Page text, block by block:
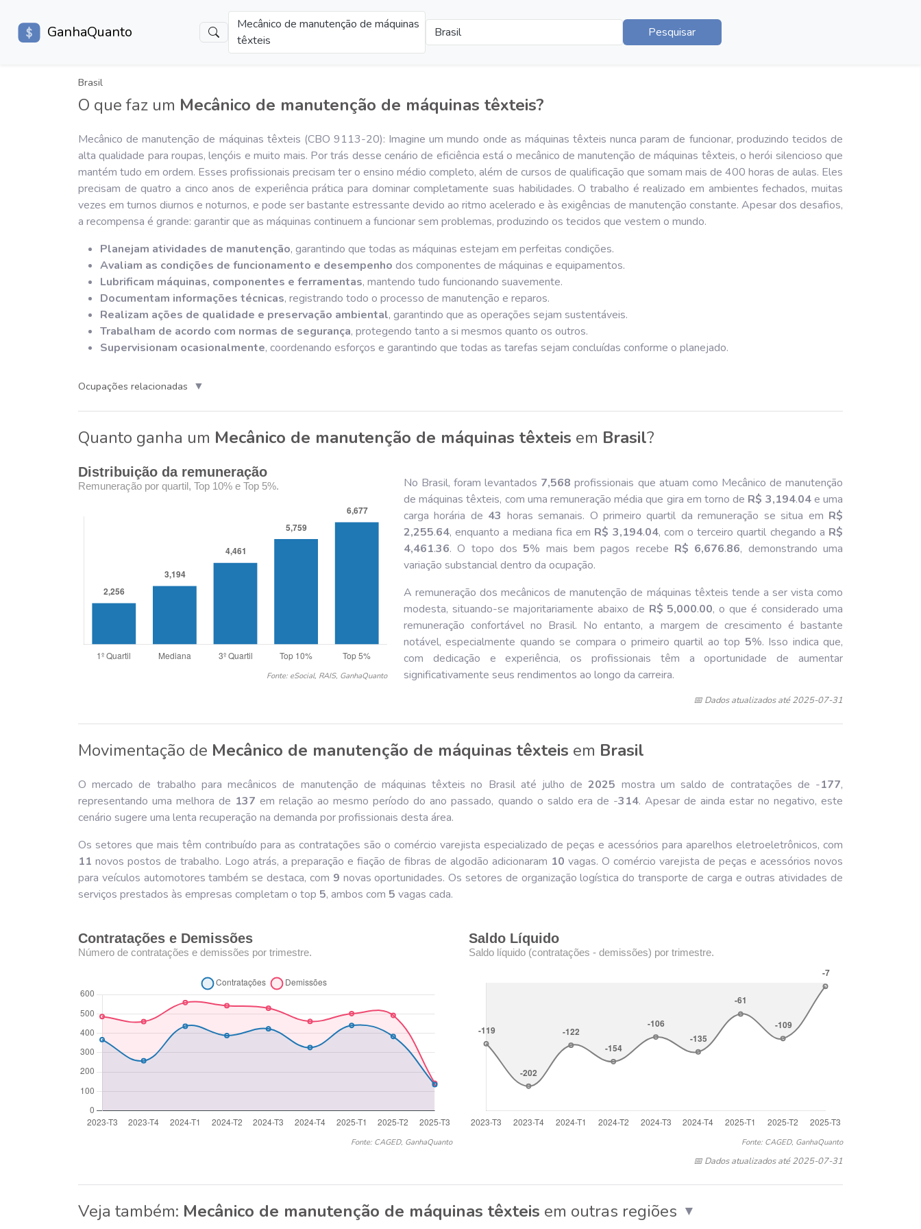
GanhaQuanto
Mecânico de manutenção de máquinas
têxteis
Brasil Pesquisar
Brasil
O que faz um Mecânico de manutenção de máquinas têxteis?
Mecânico de manutenção de máquinas têxteis (CBO 9113-20): Imagine um mundo onde as máquinas têxteis nunca param de funcionar, produzindo tecidos de
alta qualidade para roupas, lençóis e muito mais. Por trás desse cenário de eficiência está o mecânico de manutenção de máquinas têxteis, o herói silencioso que
mantém tudo em ordem. Esses profissionais precisam ter o ensino médio completo, além de cursos de qualificação que somam mais de 400 horas de aulas. Eles
precisam de quatro a cinco anos de experiência prática para dominar completamente suas habilidades. O trabalho é realizado em ambientes fechados, muitas
vezes em turnos diurnos e noturnos, e pode ser bastante estressante devido ao ritmo acelerado e às exigências de manutenção constante. Apesar dos desafios,
a recompensa é grande: garantir que as máquinas continuem a funcionar sem problemas, produzindo os tecidos que vestem o mundo.
Planejam atividades de manutenção, garantindo que todas as máquinas estejam em perfeitas condições.
Avaliam as condições de funcionamento e desempenho dos componentes de máquinas e equipamentos.
Lubrificam máquinas, componentes e ferramentas, mantendo tudo funcionando suavemente.
Documentam informações técnicas, registrando todo o processo de manutenção e reparos.
Realizam ações de qualidade e preservação ambiental, garantindo que as operações sejam sustentáveis.
Trabalham de acordo com normas de segurança, protegendo tanto a si mesmos quanto os outros.
Supervisionam ocasionalmente, coordenando esforços e garantindo que todas as tarefas sejam concluídas conforme o planejado.
Ocupações relacionadas ▼
Quanto ganha um Mecânico de manutenção de máquinas têxteis em Brasil?
Distribuição da remuneração
Remuneração por quartil, Top 10% e Top 5%.
Fonte: eSocial, RAIS, GanhaQuanto
No Brasil, foram levantados 7,568 profissionais que atuam como Mecânico de manutenção
de máquinas têxteis, com uma remuneração média que gira em torno de R$ 3,194.04e uma
carga horária de 43 horas semanais. O primeiro quartil da remuneração se situa em R$
2,255.64, enquanto a mediana fica em R$ 3,194.04, com o terceiro quartil chegando a R$
4,461.36. O topo dos 5% mais bem pagos recebe R$ 6,676.86, demonstrando uma
variação substancial dentro da ocupação.
A remuneração dos mecânicos de manutenção de máquinas têxteis tende a ser vista como
modesta, situando-se majoritariamente abaixo de R$ 5,000.00, o que é considerado uma
remuneração confortável no Brasil. No entanto, a margem de crescimento é bastante
notável, especialmente quando se compara o primeiro quartil ao top 5%. Isso indica que,
com dedicação e experiência, os profissionais têm a oportunidade de aumentar
significativamente seus rendimentos ao longo da carreira.
📅 Dados atualizados até 2025-07-31
Movimentação de Mecânico de manutenção de máquinas têxteis em Brasil
O mercado de trabalho para mecânicos de manutenção de máquinas têxteis no Brasil até julho de2025 mostra um saldo de contratações de -177,
representando uma melhora de 137 em relação ao mesmo período do ano passado, quando o saldo era de -314. Apesar de ainda estar no negativo, este
cenário sugere uma lenta recuperação na demanda por profissionais desta área.
Os setores que mais têm contribuído para as contratações são o comércio varejista especializado de peças e acessórios para aparelhos eletroeletrônicos, com
11 novos postos de trabalho. Logo atrás, a preparação e fiação de fibras de algodão adicionaram 10 vagas. O comércio varejista de peças e acessórios novos
para veículos automotores também se destaca, com 9 novas oportunidades. Os setores de organização logística do transporte de carga e outras atividades de
serviços prestados às empresas completam o top 5, ambos com 5 vagas cada.
Contratações e Demissões
Número de contratações e demissões por trimestre.
Fonte: CAGED, GanhaQuanto
Saldo Líquido
Saldo líquido (contratações - demissões) por trimestre.
Fonte: CAGED, GanhaQuanto
📅 Dados atualizados até 2025-07-31
Veja também: Mecânico de manutenção de máquinas têxteis em outras regiões ▼